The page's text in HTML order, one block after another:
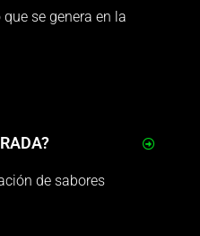
se genera en la
de sabores